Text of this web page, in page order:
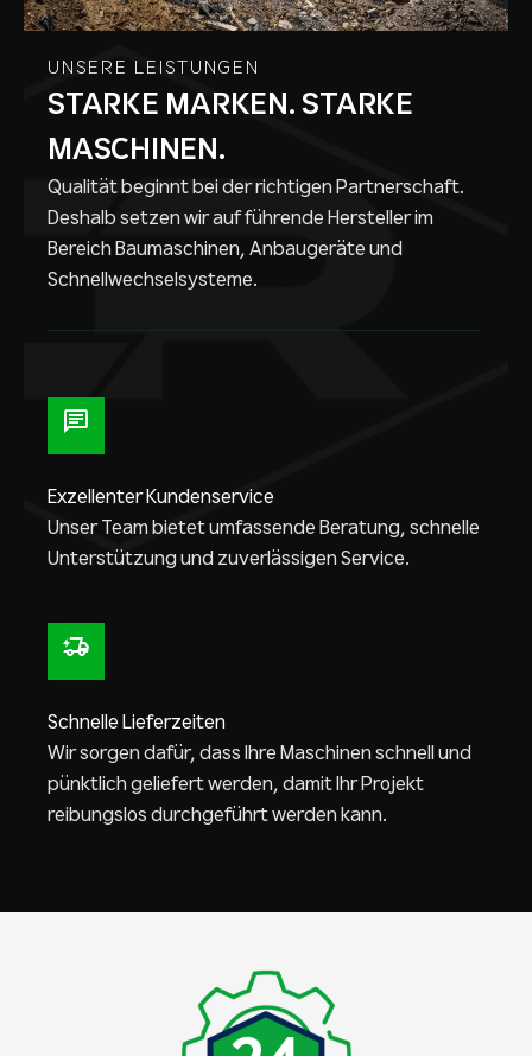
UNSERE LEISTUNGEN
STARKE MARKEN. STARKE
MASCHINEN.
Qualität beginnt bei der richtigen Partnerschaft.
Deshalb setzen wir auf führende Hersteller im
Bereich Baumaschinen, Anbaugeräte und
Schnellwechselsysteme.
Exzellenter Kundenservice
Unser Team bietet umfassende Beratung, schnelle
Unterstützung und zuverlässigen Service.
Schnelle Lieferzeiten
Wir sorgen dafür, dass Ihre Maschinen schnell und
pünktlich geliefert werden, damit Ihr Projekt
reibungslos durchgeführt werden kann.